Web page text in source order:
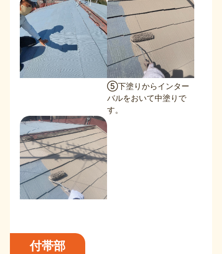
⑤下塗りからインター
バルをおいて中塗りで
す。
付帯部